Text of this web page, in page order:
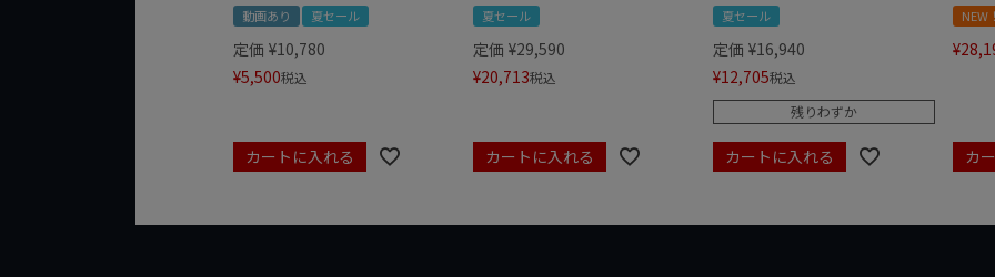
動画あり 夏セール
定価 ¥10,780
¥5,500税込
カートに入れる
夏セール
定価 ¥29,590
¥20,713税込
カートに入れる
夏セール
定価 ¥16,940
¥12,705税込
残りわずか
カートに入れる
NEW！
¥
カ